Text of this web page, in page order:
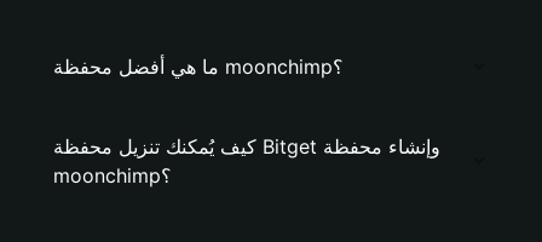
ما هي أفضل محفظة moonchimp؟
كيف يُمكنك تنزيل محفظة Bitget وإنشاء محفظة
moonchimp؟